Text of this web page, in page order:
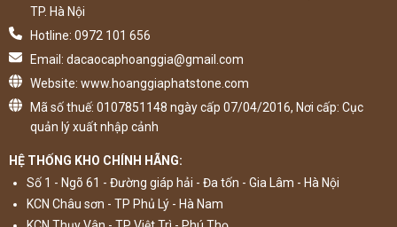
TP. Hà Nội
Hotline: 0972 101 656
Email: dacaocaphoanggia@gmail.com
Website: www.hoanggiaphatstone.com
Mã số thuế: 0107851148 ngày cấp 07/04/2016, Nơi cấp: Cục
quản lý xuất nhập cảnh
HỆ THỐNG KHO CHÍNH HÃNG:
Số 1 - Ngõ 61 - Đường giáp hải - Đa tốn - Gia Lâm - Hà Nội
KCN Châu sơn - TP Phủ Lý - Hà Nam